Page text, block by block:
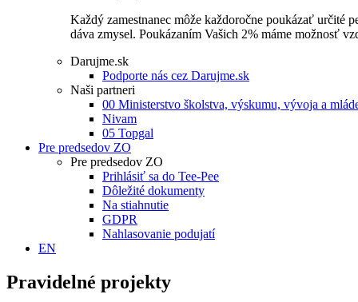
Každý zamestnanec môže každoročne poukázať určité
dáva zmysel. Poukázaním Vašich 2% máme možnosť
Darujme.sk
Podporte nás cez Darujme.sk
Naši partneri
00 Ministerstvo školstva, výskumu, vývoja a
Nivam
05 Topgal
Pre predsedov ZO
Pre predsedov ZO
Prihlásiť sa do Tee-Pee
Dôležité dokumenty
Na stiahnutie
GDPR
Nahlasovanie podujatí
EN
Pravidelné projekty